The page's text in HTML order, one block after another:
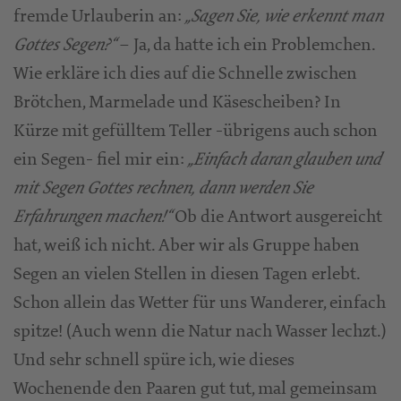
fremde Urlauberin an:„Sagen Sie, wie erkennt man
Gottes Segen?“– Ja, da hatte ich ein Problemchen.
Wie erkläre ich dies auf die Schnelle zwischen
Brötchen, Marmelade und Käsescheiben? In
Kürze mit gefülltem Teller -übrigens auch schon
ein Segen- fiel mir ein:„Einfach daran glauben und
mit Segen Gottes rechnen, dann werden Sie
Erfahrungen machen!“Ob die Antwort ausgereicht
hat, weiß ich nicht. Aber wir als Gruppe haben
Segen an vielen Stellen in diesen Tagen erlebt.
Schon allein das Wetter für uns Wanderer, einfach
spitze! (Auch wenn die Natur nach Wasser lechzt.)
Und sehr schnell spüre ich, wie dieses
Wochenende den Paaren gut tut, mal gemeinsam